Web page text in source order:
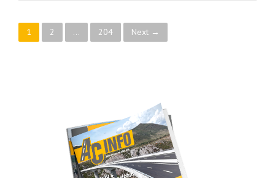
Posts navigation
1 2 … 204 Next →